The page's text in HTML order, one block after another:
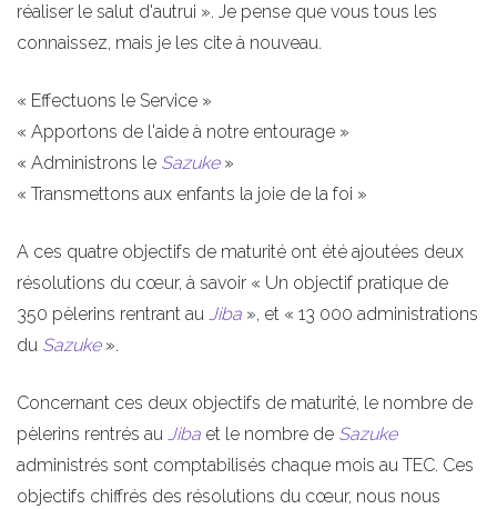
réaliser le salut d'autrui ». Je pense que vous tous les
connaissez, mais je les cite à nouveau.
« Effectuons le Service »
« Apportons de l'aide à notre entourage »
« Administrons le Sazuke»
« Transmettons aux enfants la joie de la foi »
A ces quatre objectifs de maturité ont été ajoutées deux
résolutions du cœur, à savoir « Un objectif pratique de
350 pèlerins rentrant au Jiba », et « 13 000 administrations
du Sazuke».
Concernant ces deux objectifs de maturité, le nombre de
pèlerins rentrés au Jiba et le nombre de Sazuke
administrés sont comptabilisés chaque mois au TEC. Ces
objectifs chiffrés des résolutions du cœur, nous nous